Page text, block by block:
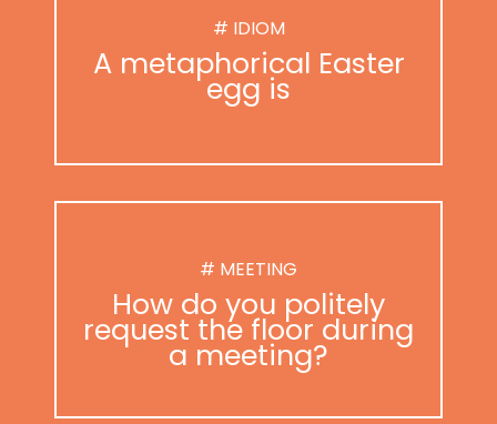
# IDIOM
A metaphorical Easter
egg is
# MEETING
How do you politely
request the floor during
a meeting?